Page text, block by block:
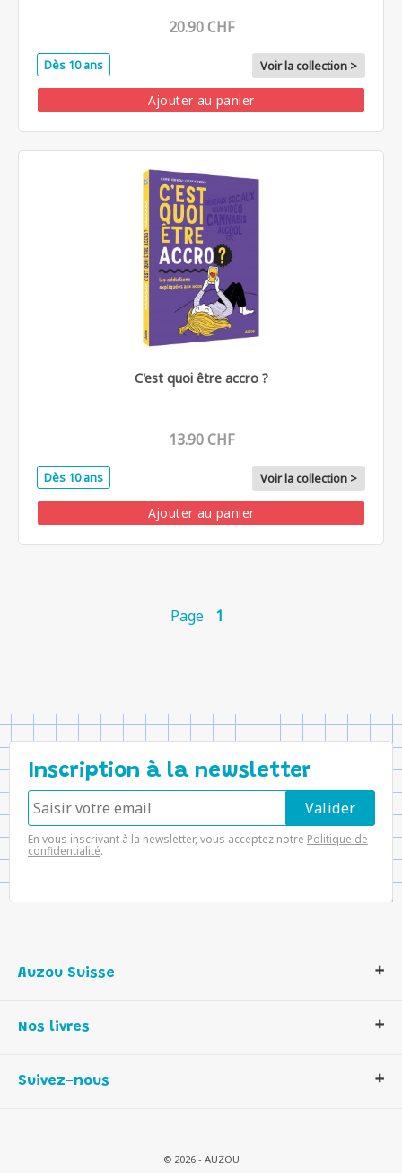
20.90 CHF
Dès 10 ans Voir la collection >
Ajouter au panier
C'est quoi être accro ?
13.90 CHF
Dès 10 ans Voir la collection >
Ajouter au panier
Page 1
Inscription à la newsletter
En vous inscrivant à la newsletter, vous acceptez notre Politique de
confidentialité.
Auzou Suisse
Notre histoire
Contactez-nous
Nos livres
Livres enfants
Suivez-nous
© 2026 - AUZOU